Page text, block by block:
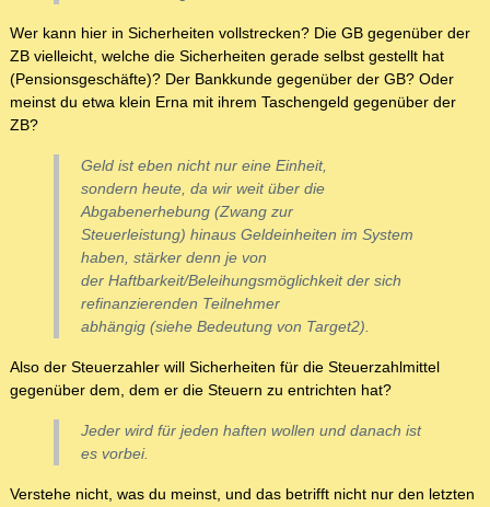
Wer kann hier in Sicherheiten vollstrecken? Die GB gegenüber der
ZB vielleicht, welche die Sicherheiten gerade selbst gestellt hat
(Pensionsgeschäfte)? Der Bankkunde gegenüber der GB? Oder
meinst du etwa klein Erna mit ihrem Taschengeld gegenüber der
ZB?
Geld ist eben nicht nur eine Einheit,
sondern heute, da wir weit über die
Abgabenerhebung (Zwang zur
Steuerleistung) hinaus Geldeinheiten im System
haben, stärker denn je von
der Haftbarkeit/Beleihungsmöglichkeit der sich
refinanzierenden Teilnehmer
abhängig (siehe Bedeutung von Target2).
Also der Steuerzahler will Sicherheiten für die Steuerzahlmittel
gegenüber dem, dem er die Steuern zu entrichten hat?
Jeder wird für jeden haften wollen und danach ist
es vorbei.
Verstehe nicht, was du meinst, und das betrifft nicht nur den letzten